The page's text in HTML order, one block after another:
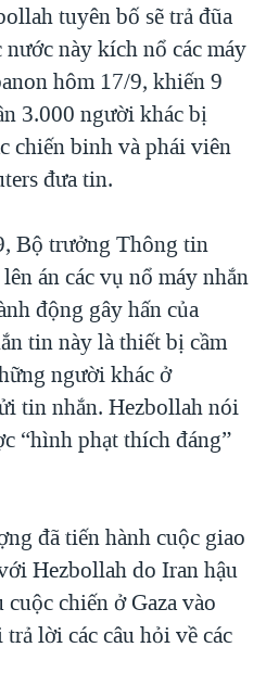
TẠI VIỆT NAM
PHỦ VIỆT NAM
TRỘM HẢI SÂM
VỌNG TỪ NÔNG THÔN MỸ
tuyên bố sẽ trả đũa
này kích nổ các máy
hôm 17/9, khiến 9
3.000 người khác bị
chiến binh và phái viên
đưa tin.
Bộ trưởng Thông tin
án các vụ nổ máy nhắn
động gây hấn của
tin này là thiết bị cầm
người khác ở
tin nhắn. Hezbollah nói
“hình phạt thích đáng”
đã tiến hành cuộc giao
Hezbollah do Iran hậu
chiến ở Gaza vào
lời các câu hỏi về các